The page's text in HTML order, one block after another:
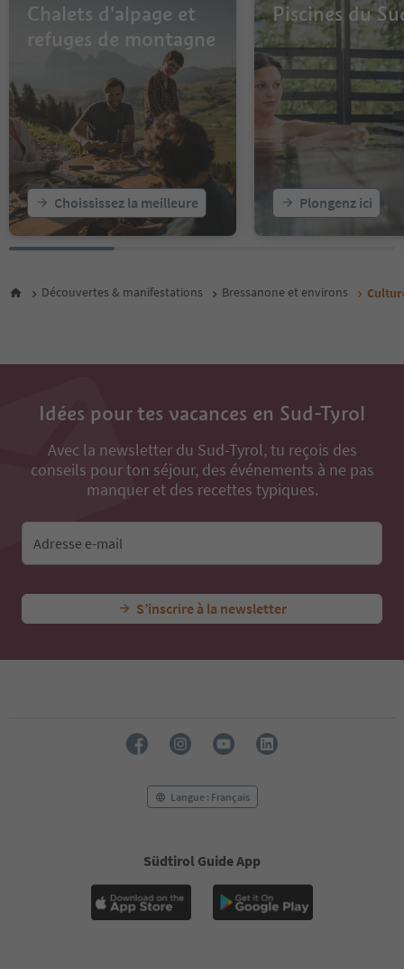
Chalets d'alpage et
refuges de montagne
Choississez la meilleure
Piscines du
Plongenz ici
Découvertes & manifestations Bressanone et environs
Idées pour tes vacances en Sud-Tyrol
Avec la newsletter du Sud-Tyrol, tu reçois des
conseils pour ton séjour, des événements à ne pas
manquer et des recettes typiques.
Adresse e-mail
S’inscrire à la newsletter
Langue : Français
Südtirol Guide App